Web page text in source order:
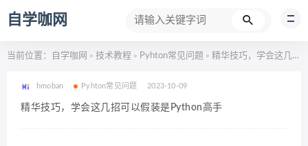
自学咖网
当前位置： 自学咖网 > 技术教程 > Pyhton常见问题 > 精华技巧，学会这几招可以假装是Python高手
hmoban Pyhton常见问题 2023-10-09
精华技巧，学会这几招可以假装是Python高手